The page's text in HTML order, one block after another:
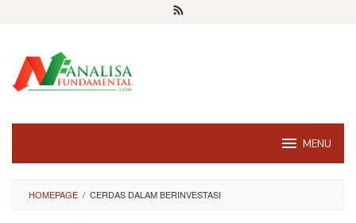
MENU
HOMEPAGE / CERDAS DALAM BERINVESTASI